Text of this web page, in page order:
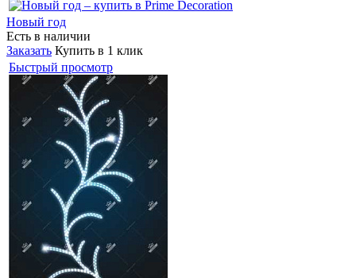
Новый год
Есть в наличии
Заказать Купить в 1 клик
Быстрый просмотр